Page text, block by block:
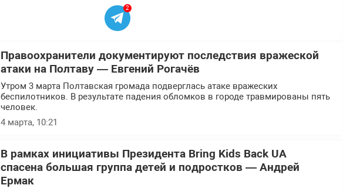
2
Правоохранители документируют последствия вражеской
атаки на Полтаву — Евгений Рогачёв
Утром 3 марта Полтавская громада подверглась атаке вражеских
беспилотников. В результате падения обломков в городе травмированы пять
человек.
4 марта, 10:21
В рамках инициативы Президента Bring Kids Back UA
спасена большая группа детей и подростков — Андрей
Ермак